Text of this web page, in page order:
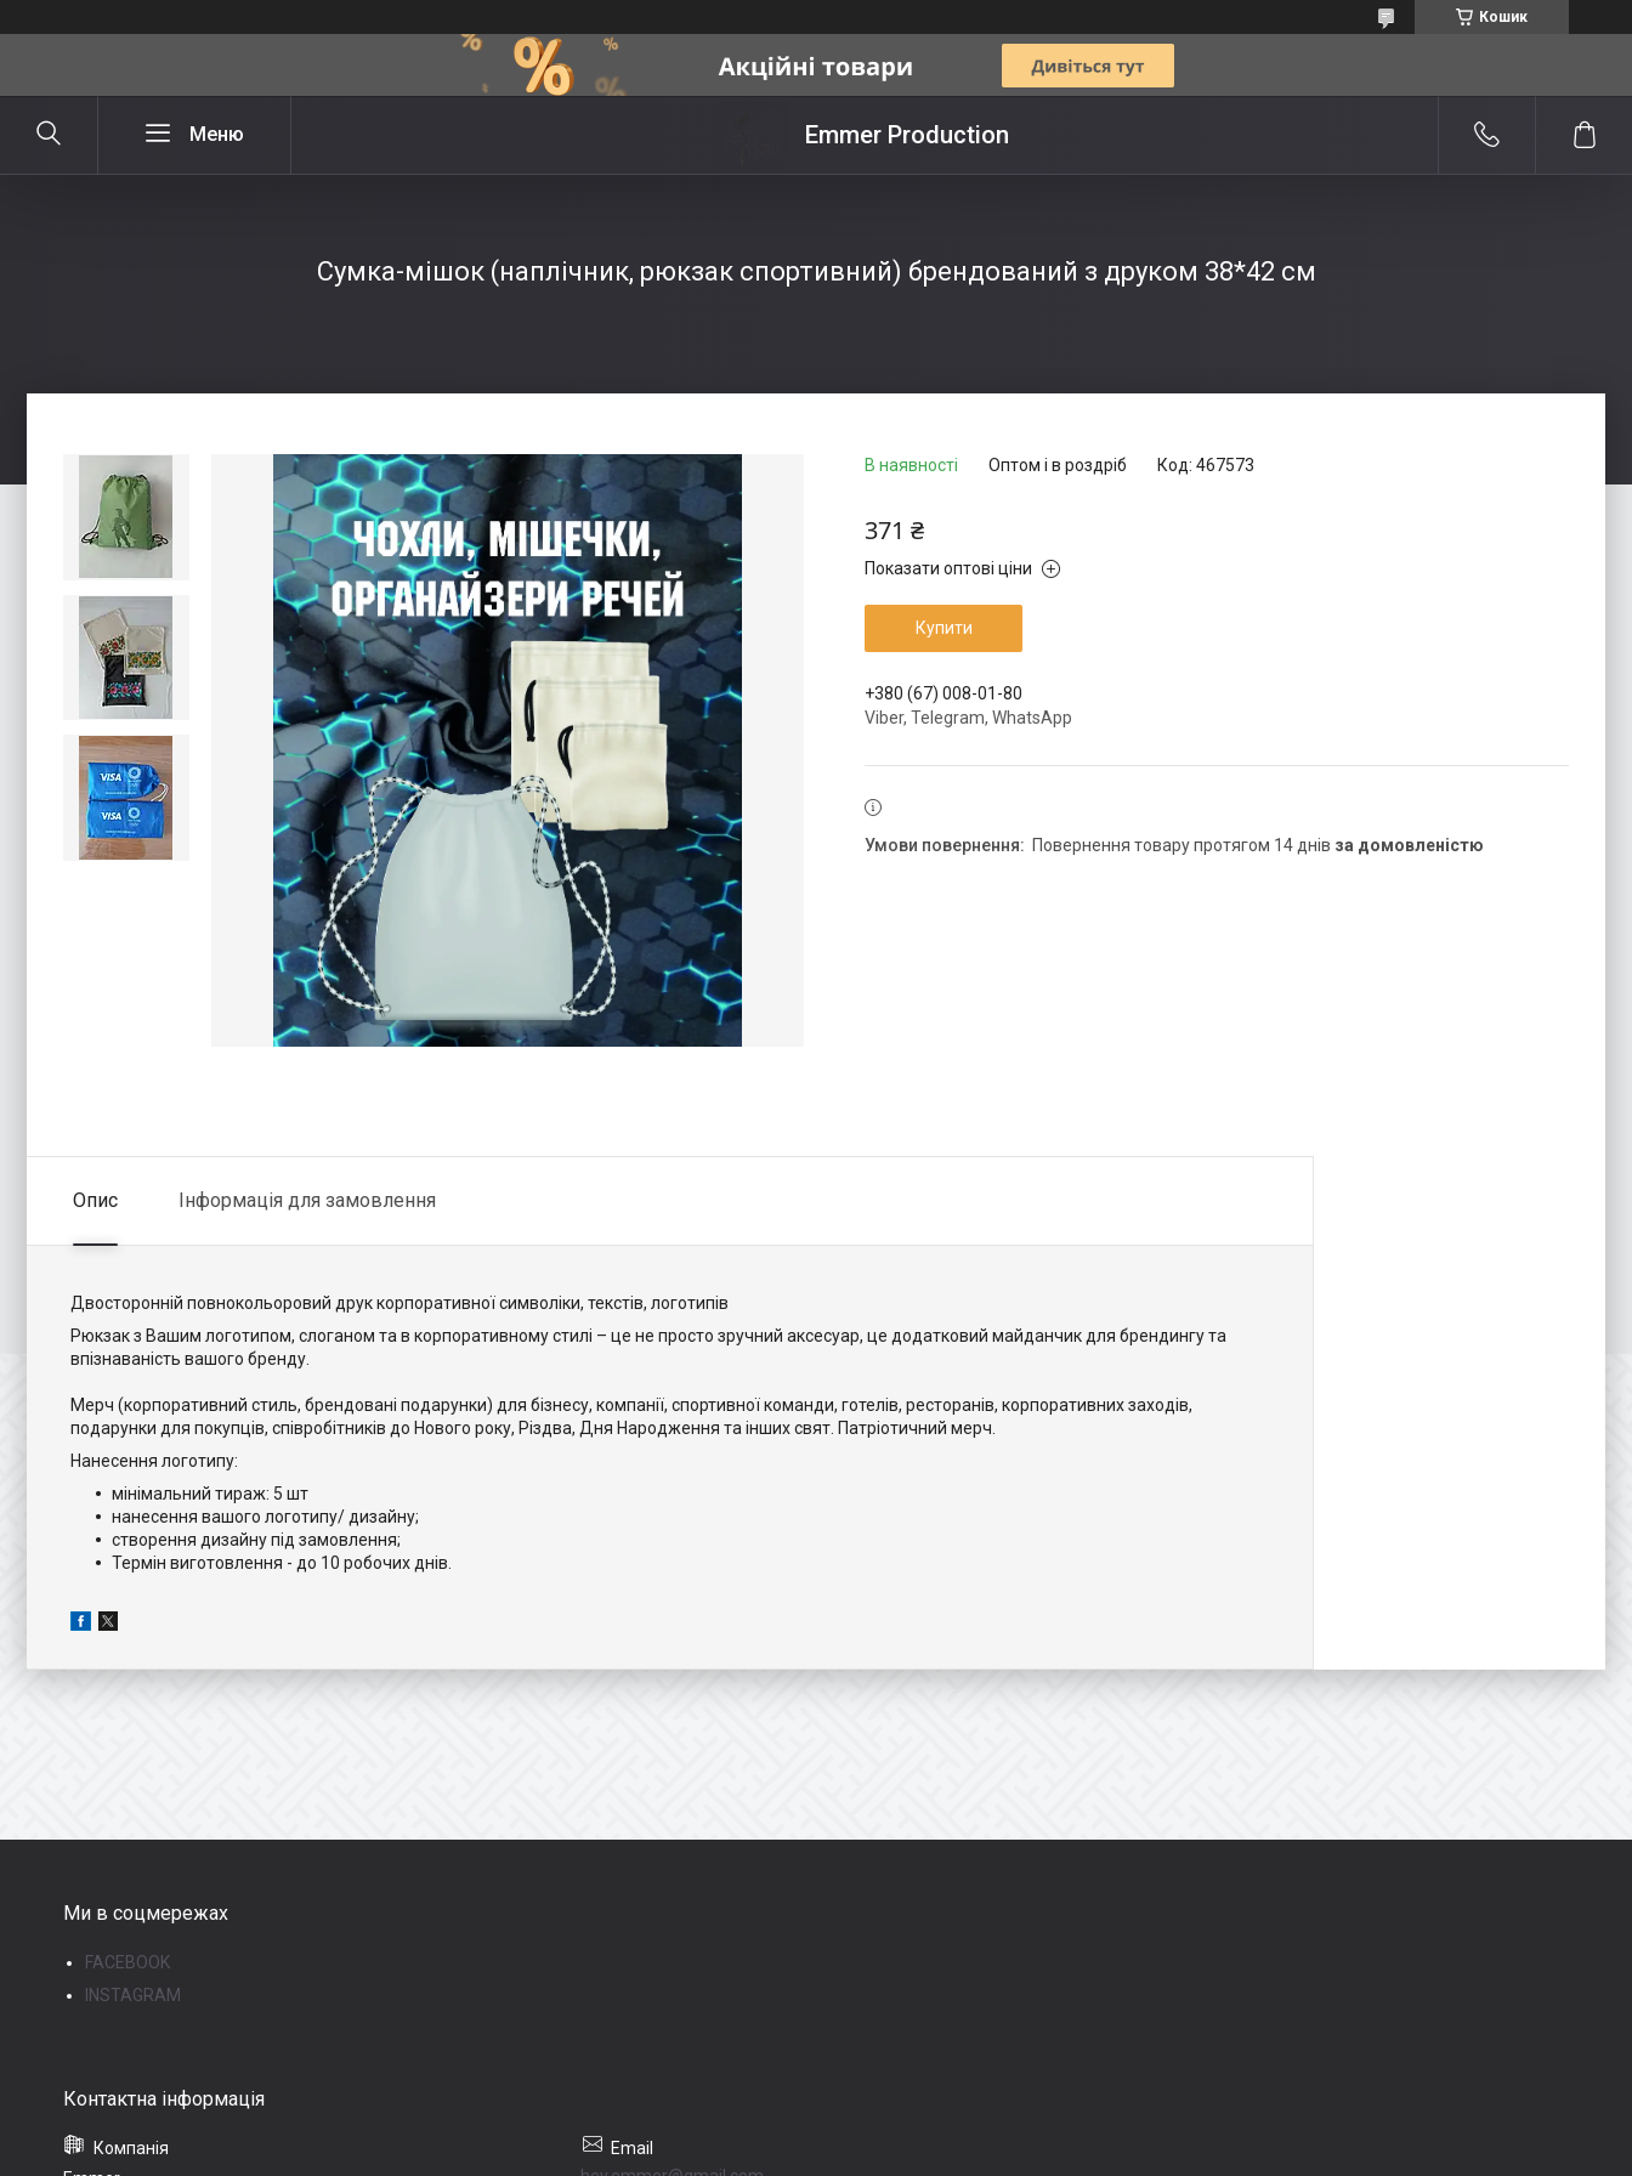
Кошик
Emmer Production
Сумка-мішок (наплічник, рюкзак спортивний) брендований з друком 38*42 см
В наявності Оптом і в роздріб Код: 467573
371 ₴
Показати оптові ціни
Купити
+380 (67) 008-01-80
Viber, Telegram, WhatsApp
повернення товару протягом 14 днів за домовленістю
Опис Інформація для замовлення
Двосторонній повнокольоровий друк корпоративної символіки, текстів, логотипів
Рюкзак з Вашим логотипом, слоганом та в корпоративному стилі – це не просто зручний аксесуар, це додатковий майданчик для брендингу та
впізнаваність вашого бренду.
Мерч (корпоративний стиль, брендовані подарунки) для бізнесу, компанії, спортивної команди, готелів, ресторанів, корпоративних заходів,
подарунки для покупців, співробітників до Нового року, Різдва, Дня Народження та інших свят. Патріотичний мерч.
Нанесення логотипу:
мінімальний тираж: 5 шт
нанесення вашого логотипу/ дизайну;
створення дизайну під замовлення;
Термін виготовлення - до 10 робочих днів.
Ми в соцмережах
FACEBOOK
INSTAGRAM